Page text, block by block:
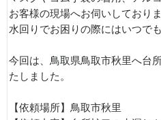
お客様の現場へお伺いしておりま
水回りでお困りの際にはいつで
今回は、鳥取県鳥取市秋里へ台
たしました。
【依頼場所】鳥取市秋里